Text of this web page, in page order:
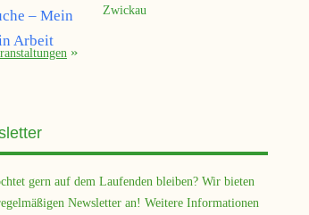
Zwickau
gern auf dem Laufenden bleiben? Wir bieten
Newsletter an! Weitere Informationen